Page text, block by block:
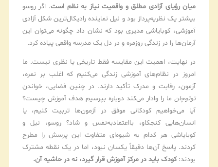
میان رؤیای آزادی مطلق و واقعیت نیاز به نظم است. اگر روسو
بیشتر یک نظریه‌پرداز بود و نیل نماینده رادیکال‌ترین شکل آزادی
آموزشی، کوبایاشی مدیری بود که نشان داد چگونه می‌توان این
آرمان‌ها را در زندگی روزمره و در دل یک مدرسه واقعی پیاده کرد.
در نهایت، اهمیت این مقایسه فقط تاریخی یا نظری نیست. ما
امروز در نظام‌های آموزشی زندگی می‌کنیم که اغلب بر نمره،
آزمون، رقابت و مدرک تأکید دارند. در چنین فضایی، خواندن
توتوچانما را وادار می‌کند دوباره بپرسیم هدف آموزش چیست؟
آیا می‌خواهیم کودکانی موفق در آزمون‌ها تربیت کنیم، یا
انسان‌هایی کنجکاو، بااعتمادبه‌نفس و شاد؟ روسو، نیل و
کوبایاشی هر کدام به شیوه‌ای متفاوت این پرسش را مطرح
کردند. پاسخ آن‌ها دقیقاً یکسان نبود، اما در یک نقطه مشترک
بودند:کودک باید در مرکز آموزش قرار گیرد، نه در حاشیه آن.